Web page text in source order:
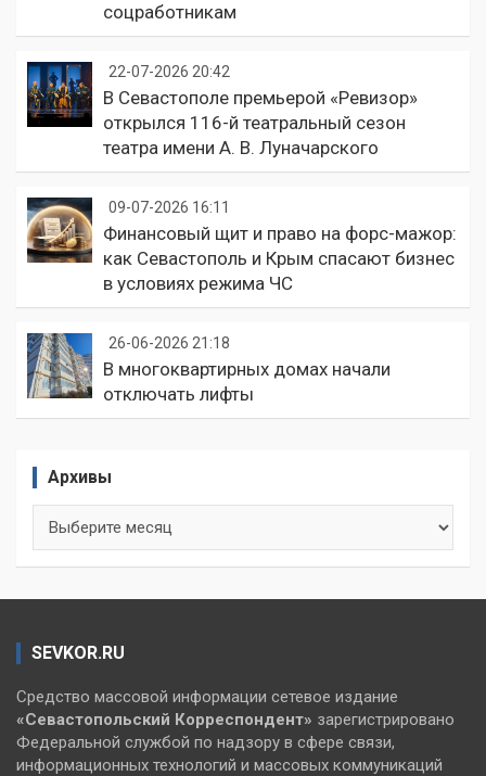
соцработникам
22-07-2026 20:42
В Севастополе премьерой «Ревизор»
открылся 116-й театральный сезон
театра имени А. В. Луначарского
09-07-2026 16:11
Финансовый щит и право на форс-мажор:
как Севастополь и Крым спасают бизнес
в условиях режима ЧС
26-06-2026 21:18
В многоквартирных домах начали
отключать лифты
Архивы
SEVKOR.RU
Средство массовой информации сетевое издание
«Севастопольский Корреспондент» зарегистрировано
Федеральной службой по надзору в сфере связи,
информационных технологий и массовых коммуникаций